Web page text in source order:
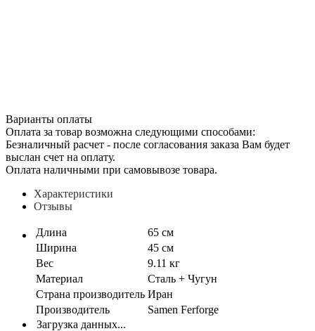
Варианты оплаты
Оплата за товар возможна следующими способами:
Безналичный расчет - после согласования заказа Вам будет
выслан счет на оплату.
Оплата наличными при самовывозе товара.
Характеристики
Отзывы
Длина
65 см
Ширина
45 см
Вес
9.11 кг
Материал
Сталь + Чугун
Страна производитель Иран
Производитель
Samen Ferforge
Загрузка данных...